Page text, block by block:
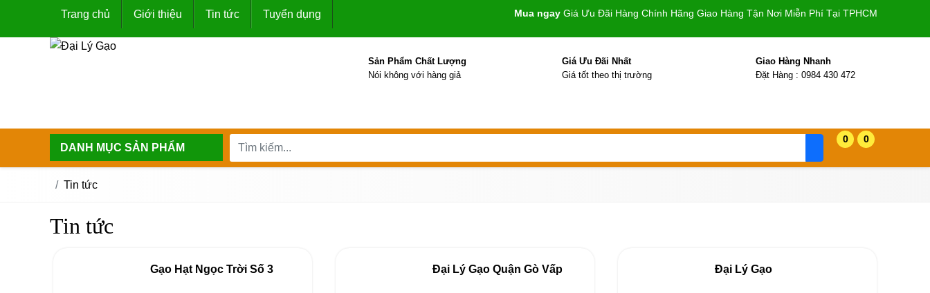
Trang chủ Giới thiệu Tin tức Tuyển dụng Mua ngay Giá Ưu Đãi Hàng Chính Hãng Giao Hàng Tận Nơi Miễn Phí Tại TPHCM
Sản Phẩm Chất Lượng
Nói không với hàng giả
Giá Ưu Đãi Nhất
Giá tốt theo thị trường
Giao Hàng Nhanh
Đặt Hàng : 0984 430 472
DANH MỤC SẢN PHẨM
0 0
Tin tức
Tin tức
Gạo Hạt Ngọc Trời Số 3 Đại Lý Gạo Quận Gò Vấp Đại Lý Gạo